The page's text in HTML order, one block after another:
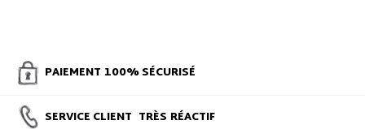
PAIEMENT 100% SÉCURISÉ
SERVICE CLIENT TRÈS RÉACTIF